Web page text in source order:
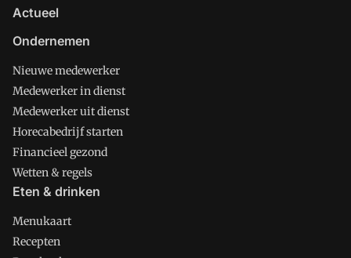
Actueel
Ondernemen
Nieuwe medewerker
Medewerker in dienst
Medewerker uit dienst
Horecabedrijf starten
Financieel gezond
Wetten & regels
Eten & drinken
Menukaart
Recepten